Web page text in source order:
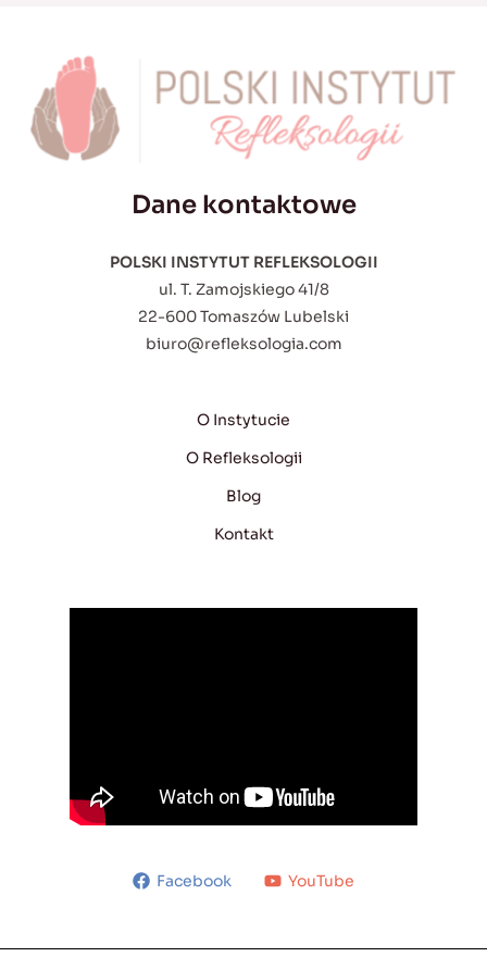
Dane kontaktowe
POLSKI INSTYTUT REFLEKSOLOGII
ul. T. Zamojskiego 41/8
22-600 Tomaszów Lubelski
biuro@refleksologia.com
O Instytucie
O Refleksologii
Blog
Kontakt
Facebook YouTube